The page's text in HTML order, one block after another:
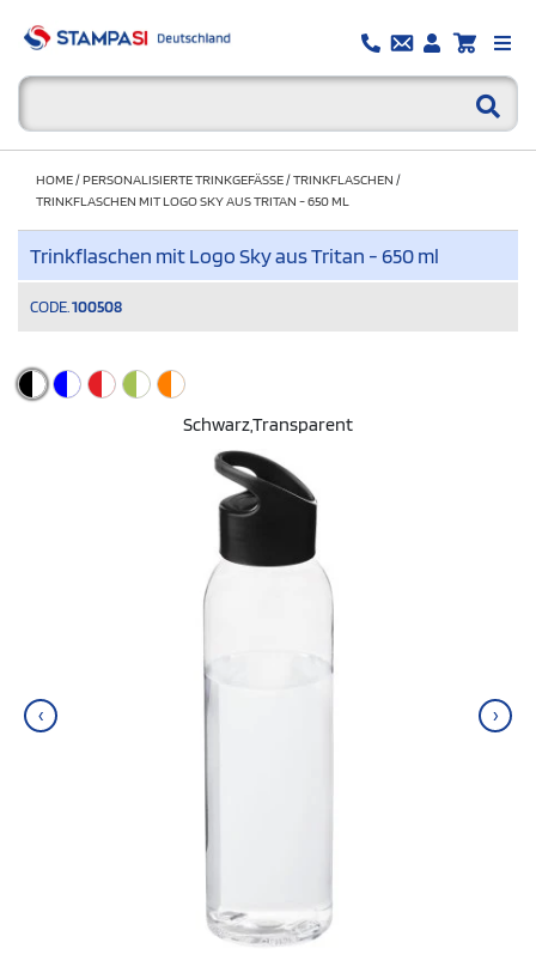
HOME/PERSONALISIERTE TRINKGEFÄSSE /TRINKFLASCHEN /
TRINKFLASCHEN MIT LOGO SKY AUS TRITAN - 650 ML
Trinkflaschen mit Logo Sky aus Tritan - 650 ml
CODE. 100508
Schwarz,transparent
‹ ›